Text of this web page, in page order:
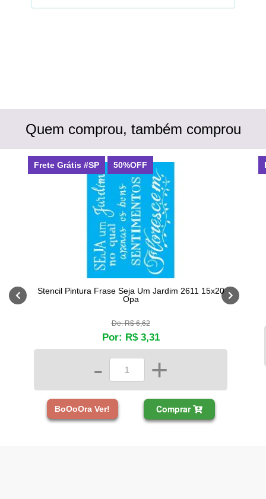
Quem comprou, também comprou
Stencil Pintura Frase Seja Um Jardim 2611 15x20
Opa
De: R$ 6,62
Por: R$ 3,31
- +
BoOoOra Ver! Comprar
Frete Grátis #SP 50%OFF